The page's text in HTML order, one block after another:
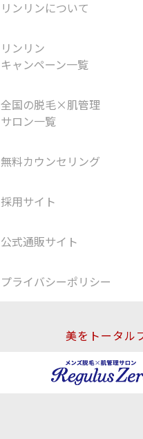
リンリンについて
リンリン
キャンペーン一覧
全国の脱毛×肌管理
サロン一覧
無料カウンセリング
採用サイト
公式通販サイト
プライバシーポリシー
美をトータル